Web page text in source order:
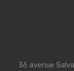
36 avenue